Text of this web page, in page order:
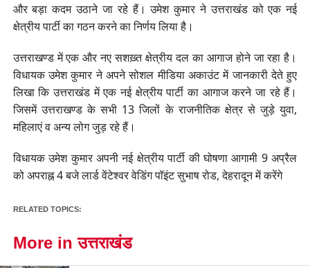
और बड़ा कदम उठाने जा रहे हैं। उमेश कुमार ने उत्तराखंड को एक नई
क्षेत्रीय पार्टी का गठन करने का निर्णय लिया है।
उत्तराखण्ड में एक और नए सशख़्त क्षेत्रीय दल का आगाज होने जा रहा है।
विधायक उमेश कुमार ने अपने सोशल मीडिया अकाउंट में जानकारी देते हुए
लिखा कि उत्तराखंड में एक नई क्षेत्रीय पार्टी का आगाज करने जा रहे हैं।
जिसमें उत्तराखण्ड के सभी 13 जिलों के राजनीतिक क्षेत्र से जुड़े युवा,
महिलाएं व अन्य लोग जुड़ रहे हैं।
विधायक उमेश कुमार अपनी नई क्षेत्रीय पार्टी की घोषणा आगामी 9 अप्रैल
को अपराह्न 4 बजे लार्ड वेंटेश्वर वेडिंग पॉइंट सुभाष रोड, देहरादून में करेंगे
RELATED TOPICS:
More in उत्तराखंड